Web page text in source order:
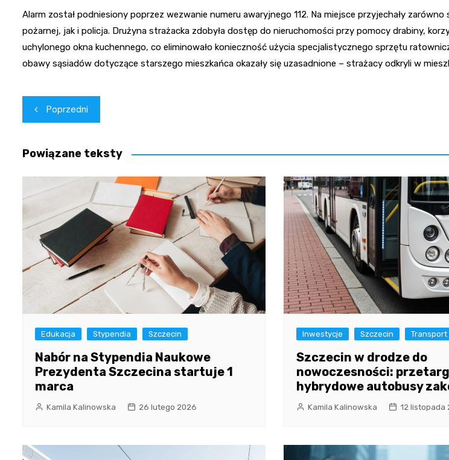
Alarm został podniesiony poprzez wezwanie numeru awaryjnego 112. Na miejsce przyjechały zarówno
pożarnej, jak i policja. Drużyna strażacka zdobyła dostęp do nieruchomości przy pomocy drabiny,
uchylonego okna kuchennego, co eliminowało konieczność użycia specjalistycznego sprzętu
obawy sąsiadów dotyczące starszego mieszkańca okazały się uzasadnione – strażacy odkryli w
Nawigacja
wpisu
Poprzedni
Powiązane teksty
Edukacja Stypendia Szczecin
Nabór na Stypendia Naukowe
Prezydenta Szczecina startuje 1
marca
Kamila Kalinowska 26 lutego 2026
Inwestycje Szczecin Transport
Szczecin w drodze do
nowoczesności:
hybrydowe autobusy
Kamila Kalinowska 12 listopada